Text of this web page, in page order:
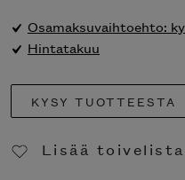
Osamaksuvaihtoehto:
Hintatakuu
KYSY TUOTTEESTA
Lisää